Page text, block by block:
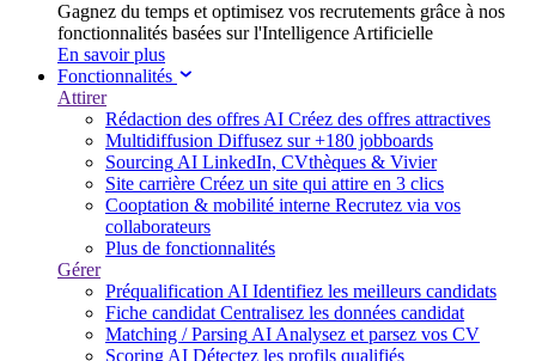
Gagnez du temps et optimisez vos recrutements grâce à nos
fonctionnalités basées sur l'Intelligence Artificielle
En savoir plus
Fonctionnalités
Attirer
Rédaction des offres AI Créez des offres attractives
Multidiffusion Diffusez sur +180 jobboards
Sourcing AI LinkedIn, CVthèques & Vivier
Site carrière Créez un site qui attire en 3 clics
Cooptation & mobilité interne Recrutez via vos
collaborateurs
Plus de fonctionnalités
Gérer
Préqualification AI Identifiez les meilleurs candidats
Fiche candidat Centralisez les données candidat
Matching / Parsing AI Analysez et parsez vos CV
Scoring AI Détectez les profils qualifiés